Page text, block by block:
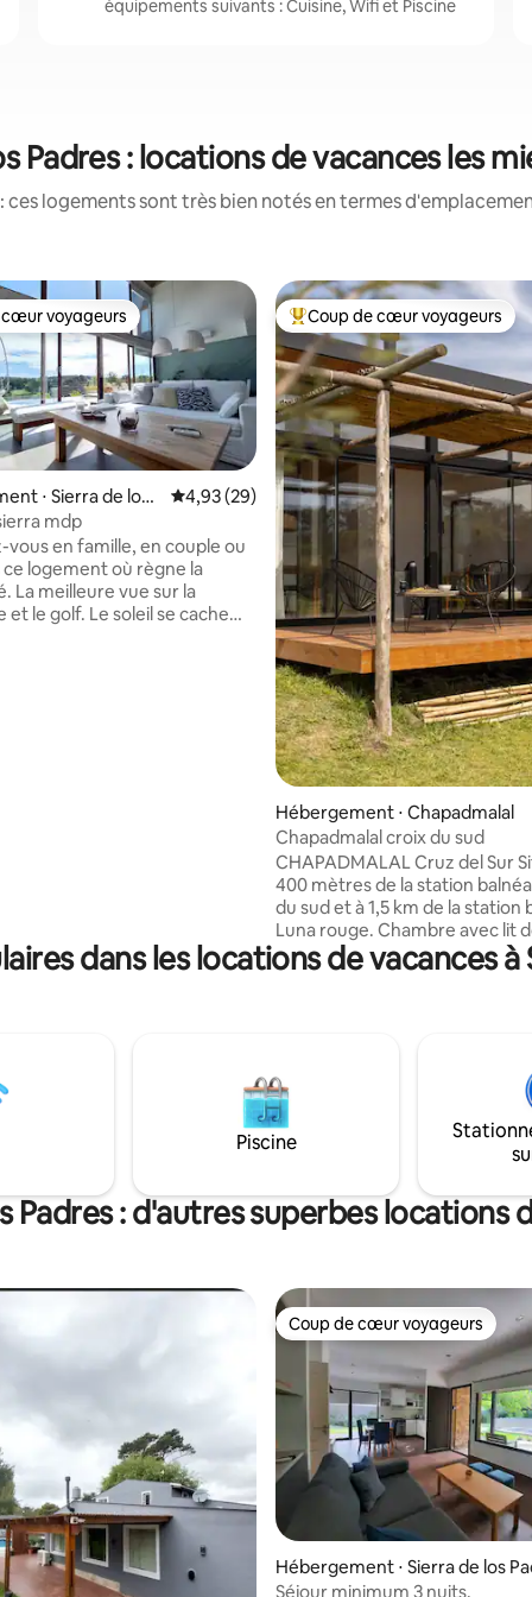
équipements suivants : Cuisine, Wifi et Piscine
Padres : locations de vacances les
ces logements sont très bien notés en termes
la base de 38 commentaires : 4,92 sur 5
cœur voyageurs
voyageurs
⋅ Sierra de los
Évaluation moyenne sur la base de 29
4,93 (29)
mdp
vous en famille, en couple ou
ce logement où règne la
la
et le golf. Le soleil se cache
Coups de cœur voyageurs les
Coup de cœur voyageurs
Hébergement ⋅ Chapadmalal
Chapadmalal croix du sud
CHAPADMALAL Cruz del Sur Situées à
400 mètres de la station
du sud et à 1,5 km de la station
Luna rouge. Chambre avec lit double et
une autre chambre avec deux
simples, salle de bain
congélateur, grille-pain et
vaisselle, couverts et casseroles.
Climatisation (froid/chaud) dans
et dans la chambre principale,
salamandre, ventilateur,
dans les locations de vacances à
Piscine
Padres : d'autres superbes locations
la base de 20 commentaires : 5 sur 5
Coup de cœur voyageurs
Coup de cœur voyageurs
Hébergement ⋅ Sierra de los
es
Séjour minimum 3 nuits.